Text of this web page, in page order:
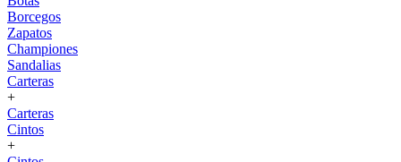
Borcegos
Zapatos
Championes
Sandalias
Carteras
+
Carteras
Cintos
+